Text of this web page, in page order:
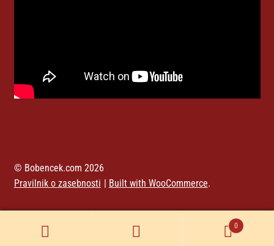
© Bobencek.com 2026
Pravilnik o zasebnosti
Built with WooCommerce.
0